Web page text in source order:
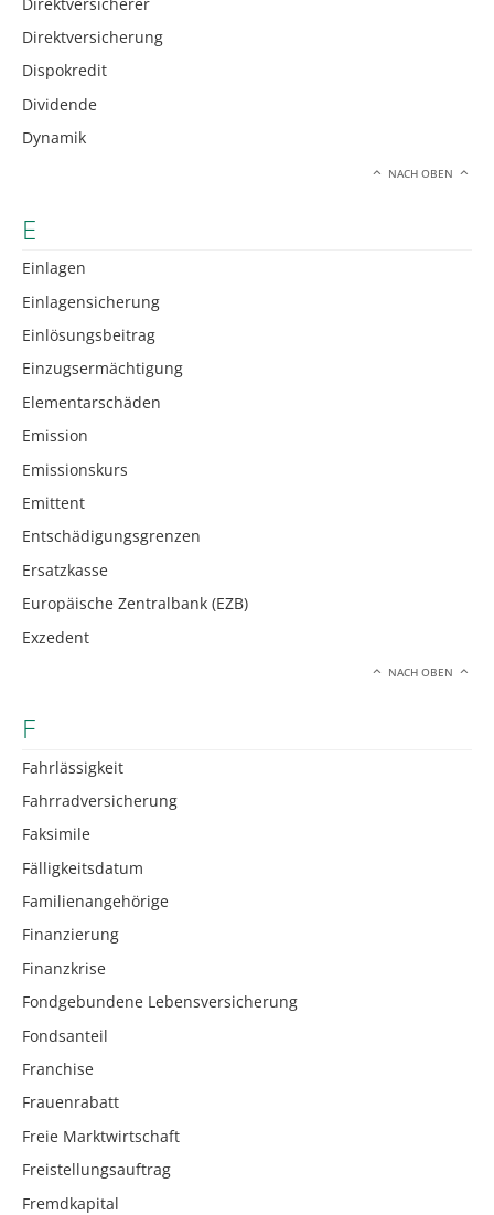
Direktversicherung
Dispokredit
Dividende
Dynamik
NACH OBEN
E
Einlagen
Einlagensicherung
Einlösungsbeitrag
Einzugsermächtigung
Elementarschäden
Emission
Emissionskurs
Emittent
Entschädigungsgrenzen
Ersatzkasse
Europäische Zentralbank (EZB)
Exzedent
NACH OBEN
F
Fahrlässigkeit
Fahrradversicherung
Faksimile
Fälligkeitsdatum
Familienangehörige
Finanzierung
Finanzkrise
Fondgebundene Lebensversicherung
Fondsanteil
Franchise
Frauenrabatt
Freie Marktwirtschaft
Freistellungsauftrag
Fremdkapital